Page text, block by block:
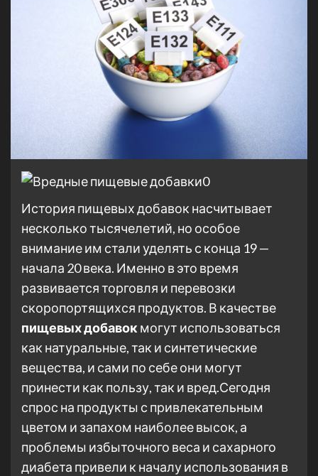
История пищевых добавок насчитывает
несколько тысячелетий, но особое
внимание им стали уделять с конца 19 —
начала 20 века. Именно в это время
развивается торговля и перевозки
скоропортящихся продуктов. В качестве
пищевых добавокмогут использоваться
как натуральные, так и синтетические
вещества, и сами по себе они могут
принести как пользу, так и вред.Сегодня
спрос на продукты с привлекательным
цветом и запахом наиболее высок, а
проблемы избыточного веса и сахарного
диабета привели к началу использования в